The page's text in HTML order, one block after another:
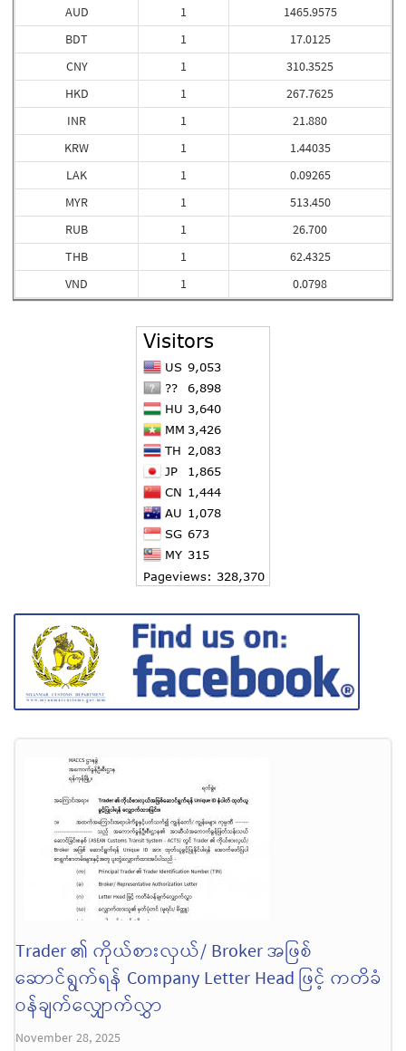
AUD
BDT
CNY
HKD
INR
KRW
LAK
MYR
RUB
THB
VND
1
1
1
1
1
1
1
1
1
1
1
1465.9575
17.0125
310.3525
267.7625
21.880
1.44035
0.09265
513.450
26.700
62.4325
0.0798
Trader ၏ ကိုယ်စားလှယ်/ Broker အဖြစ်
ဆောင်ရွက်ရန် Company Letter Head ဖြင့် ကတိခံ
ဝန်ချက်လျှောက်လွှာ
November 28, 2025